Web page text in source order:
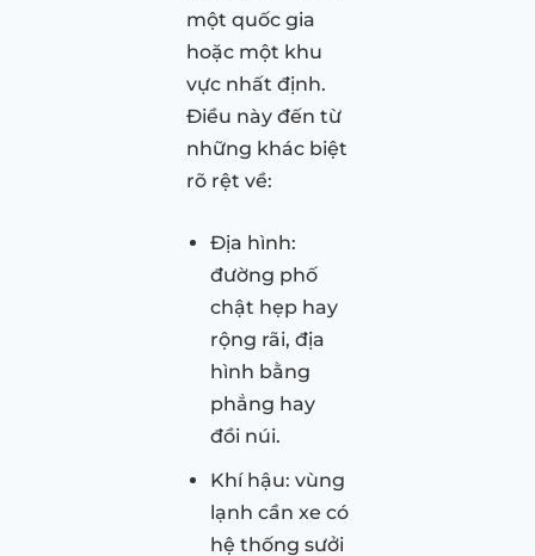
một quốc gia
hoặc một khu
vực nhất định.
Điều này đến từ
những khác biệt
rõ rệt về:
Địa hình:
đường phố
chật hẹp hay
rộng rãi, địa
hình bằng
phẳng hay
đồi núi.
Khí hậu: vùng
lạnh cần xe có
hệ thống sưởi